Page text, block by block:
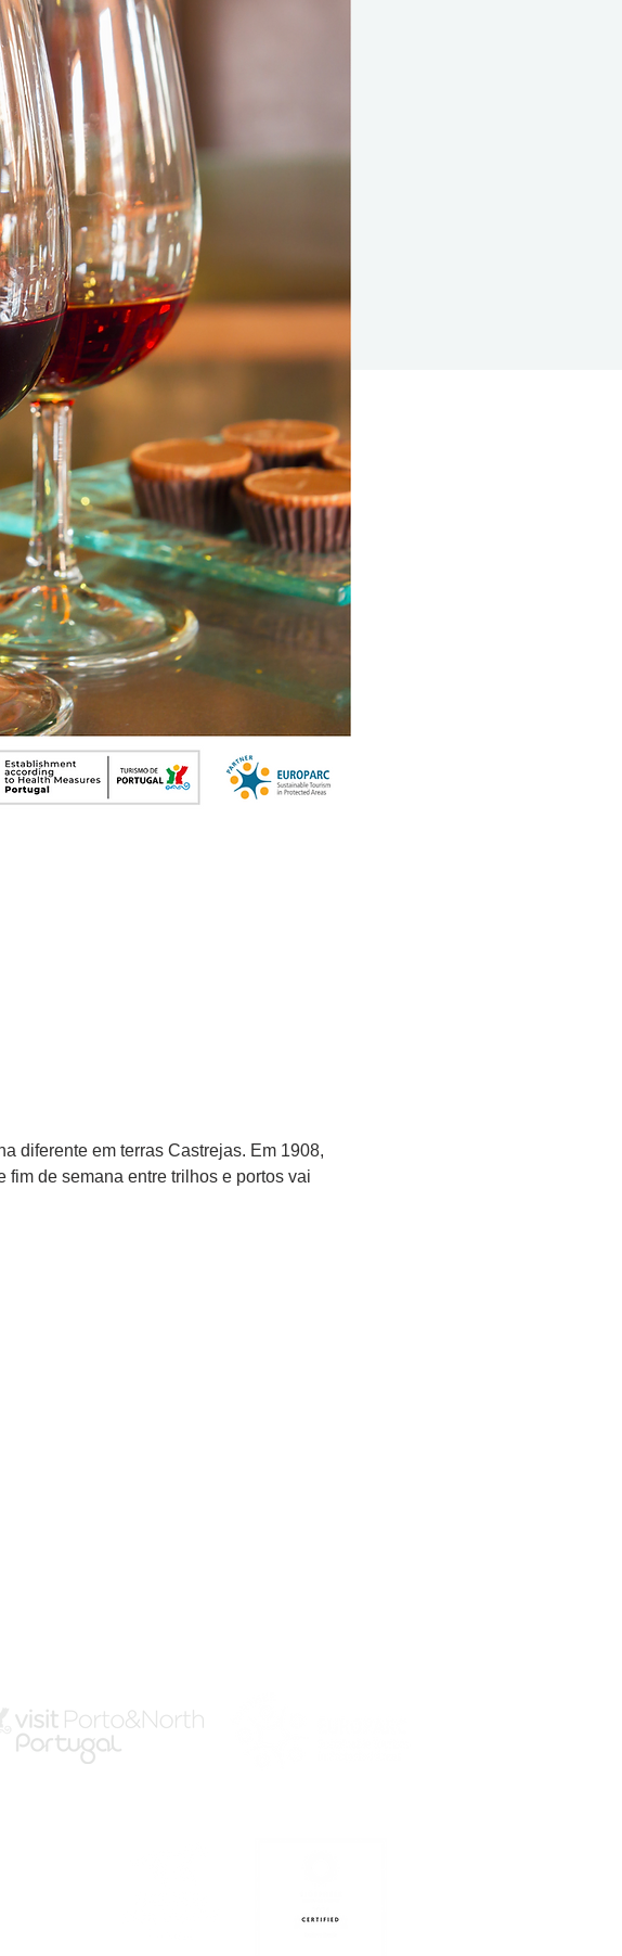
diferente em terras Castrejas. Em 1908,
de semana entre trilhos e portos vai